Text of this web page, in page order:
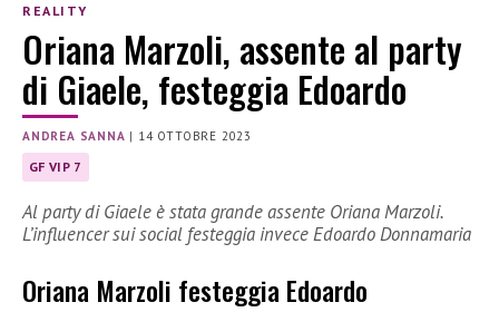
REALITY
Oriana Marzoli, assente al party
di Giaele, festeggia Edoardo
ANDREA SANNA | 14 OTTOBRE 2023
GF VIP 7
Al party di Giaele è stata grande assente Oriana Marzoli.
L’influencer sui social festeggia invece Edoardo Donnamaria
Oriana Marzoli festeggia Edoardo